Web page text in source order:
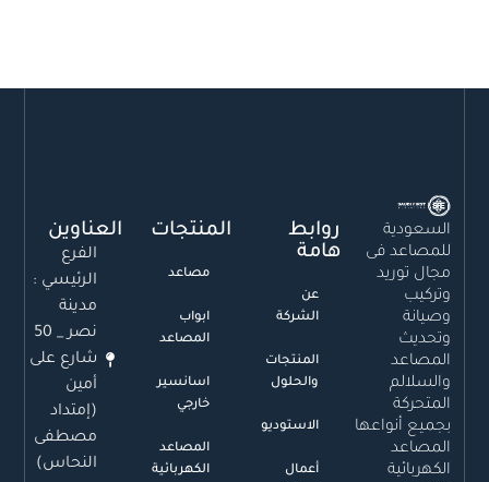
السعودية
للمصاعد فى
مجال توريد
وتركيب
وصيانة
وتحديث
المصاعد
والسلالم
المتحركة
بجميع أنواعها
المصاعد
الكهربائية
روابط
هامة
عن
الشركة
المنتجات
والحلول
الاستوديو
أعمال
المنتجات
مصاعد
ابواب
المصاعد
اسانسير
خارجي
المصاعد
الكهربائية
العناوين
الفرع
الرئيسي :
مدينة
نصر _ 50
شارع على
أمين
(إمتداد
مصطفى
النحاس)